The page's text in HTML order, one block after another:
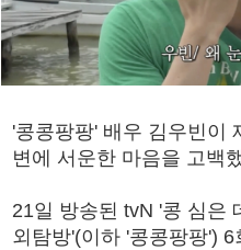
'콩콩팡팡' 배우 김우빈이
변에 서운한 마음을 고백
21일 방송된 tvN '콩 심은
외탐방'(이하 '콩콩팡팡')